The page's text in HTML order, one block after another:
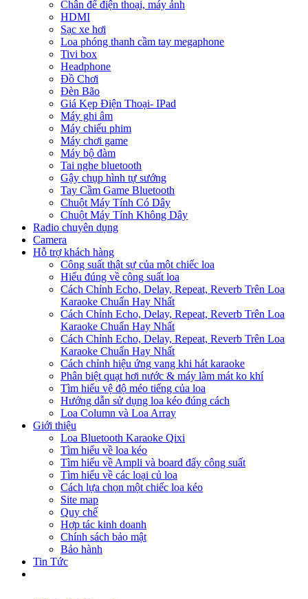
Chân để điện thoại, máy ảnh
HDMI
Sạc xe hơi
Loa phóng thanh cầm tay megaphone
Tivi box
Headphone
Đồ Chơi
Đèn Bão
Giá Kẹp Điện Thoại- IPad
Máy ghi âm
Máy chiếu phim
Máy chơi game
Máy bộ đàm
Tai nghe bluetooth
Gậy chụp hình tự sướng
Tay Cầm Game Bluetooth
Chuột Máy Tính Có Dây
Chuột Máy Tính Không Dây
Radio chuyên dụng
Camera
Hỗ trợ khách hàng
Công suất thật sự của một chiếc loa
Hiểu đúng về công suất loa
Cách Chỉnh Echo, Delay, Repeat, Reverb Trên Loa
Karaoke Chuẩn Hay Nhất
Cách Chỉnh Echo, Delay, Repeat, Reverb Trên Loa
Karaoke Chuẩn Hay Nhất
Cách Chỉnh Echo, Delay, Repeat, Reverb Trên Loa
Karaoke Chuẩn Hay Nhất
Cách chỉnh hiệu ứng vang khi hát karaoke
Phân biệt quạt hơi nước & máy làm mát ko khí
Tìm hiểu vệ độ méo tiếng của loa
Hướng dẫn sử dụng loa kéo đúng cách
Loa Column và Loa Array
Giới thiệu
Loa Bluetooth Karaoke Qixi
Tìm hiểu về loa kéo
Tìm hiểu về Ampli và board đẩy công suất
Tìm hiểu về các loại củ loa
Cách lựa chọn một chiếc loa kéo
Site map
Quy chế
Hợp tác kinh doanh
Chính sách bảo mật
Bảo hành
Tin Tức